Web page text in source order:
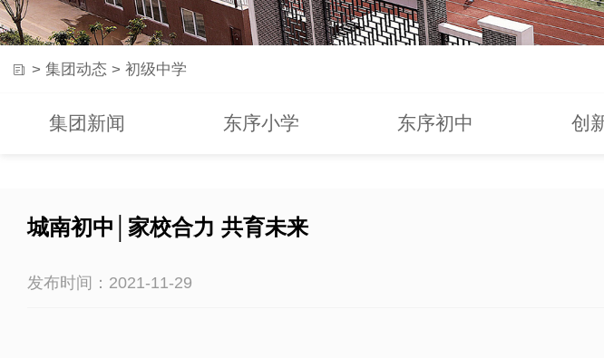
集团新闻 东序小学 东序初中 创
> 集团动态 > 初级中学
城南初中│家校合力 共育未来
发布时间：2021-11-29